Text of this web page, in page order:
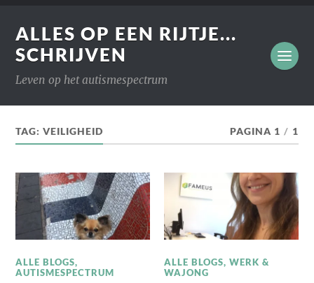
ALLES OP EEN RIJTJE...
SCHRIJVEN
Leven op het autismespectrum
TAG:VEILIGHEID PAGINA 1 / 1
ALLE BLOGS,
AUTISMESPECTRUM
ALLE BLOGS,WERK &
WAJONG